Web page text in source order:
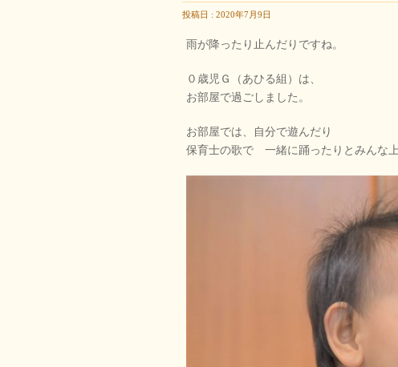
投稿日 : 2020年7月9日
雨が降ったり止んだりですね。
０歳児Ｇ（あひる組）は、
お部屋で過ごしました。
お部屋では、自分で遊んだり
保育士の歌で 一緒に踊ったりとみんな上